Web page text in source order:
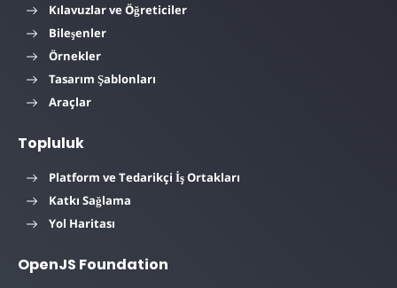
Kılavuzlar ve Öğreticiler
Bileşenler
Örnekler
Tasarım Şablonları
Araçlar
Topluluk
Platform ve Tedarikçi İş Ortakları
Katkı Sağlama
Yol Haritası
OpenJS Foundation